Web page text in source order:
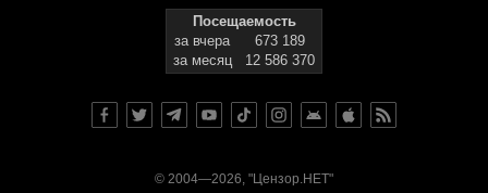
Посещаемость
за вчера
673 189
за месяц
12 586 370
© 2004—2026, "Цензор.НЕТ"